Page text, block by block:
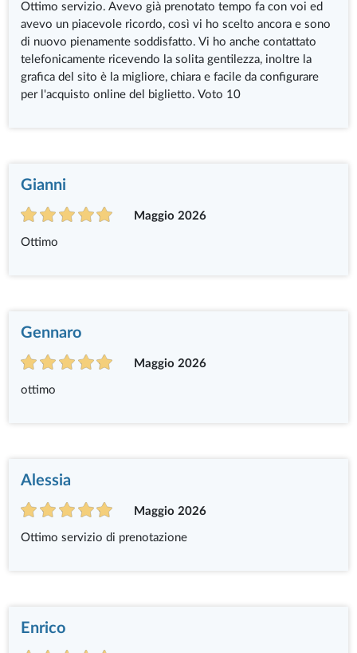
Ottimo servizio. Avevo già prenotato tempo fa con voi ed
avevo un piacevole ricordo, così vi ho scelto ancora e sono
di nuovo pienamente soddisfatto. Vi ho anche contattato
telefonicamente ricevendo la solita gentilezza, inoltre la
grafica del sito è la migliore, chiara e facile da configurare
per l'acquisto online del biglietto. Voto 10
Gianni
Maggio 2026
Ottimo
Gennaro
Maggio 2026
ottimo
Alessia
Maggio 2026
Ottimo servizio di prenotazione
Enrico